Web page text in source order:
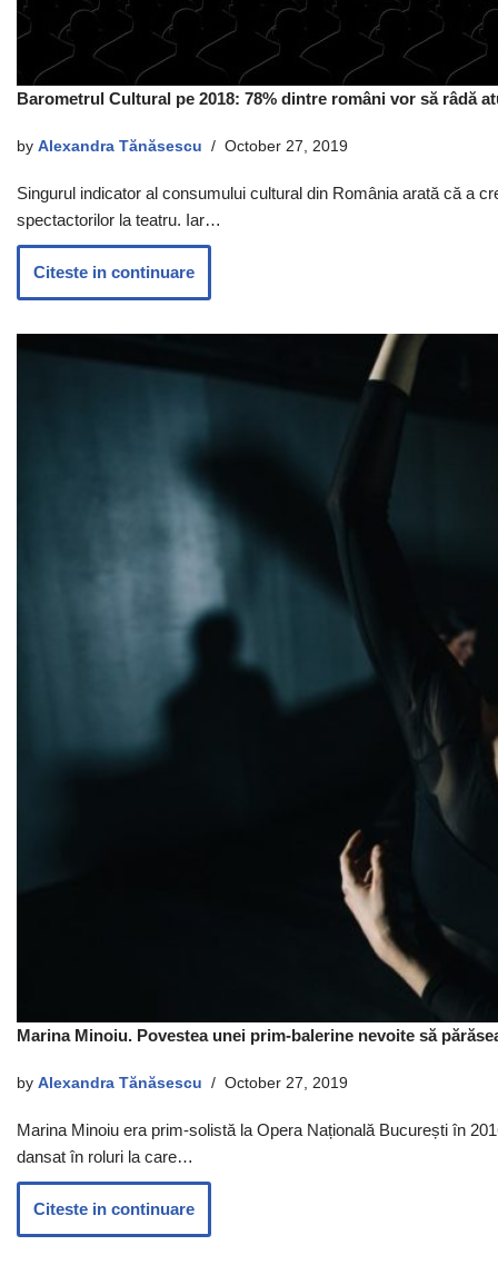
Barometrul Cultural pe 2018: 78% dintre români vor să râdă
by Alexandra Tănăsescu October 27, 2019
Singurul indicator al consumului cultural din România arată că a
spectactorilor la teatru. Iar…
Citeste in continuare
Marina Minoiu. Povestea unei prim-balerine nevoite să
by Alexandra Tănăsescu October 27, 2019
Marina Minoiu era prim-solistă la Opera Națională București în
dansat în roluri la care…
Citeste in continuare